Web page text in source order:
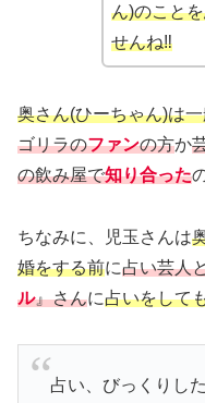
ん)のこと
せんね‼
奥さん(ひーちゃん)は
ゴリラのファンの方か
の飲み屋で知り合った
ちなみに、児玉さんは
婚をする前に占い芸人
ル』さんに占いをして
占い、びっくりした